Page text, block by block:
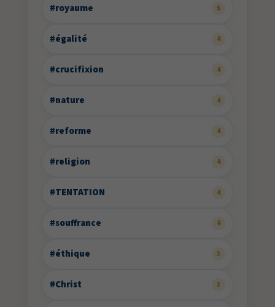
#royaume 5
#égalité 4
#crucifixion 4
#nature 4
#reforme 4
#religion 4
#TENTATION 4
#souffrance 4
#éthique 3
#Christ 3